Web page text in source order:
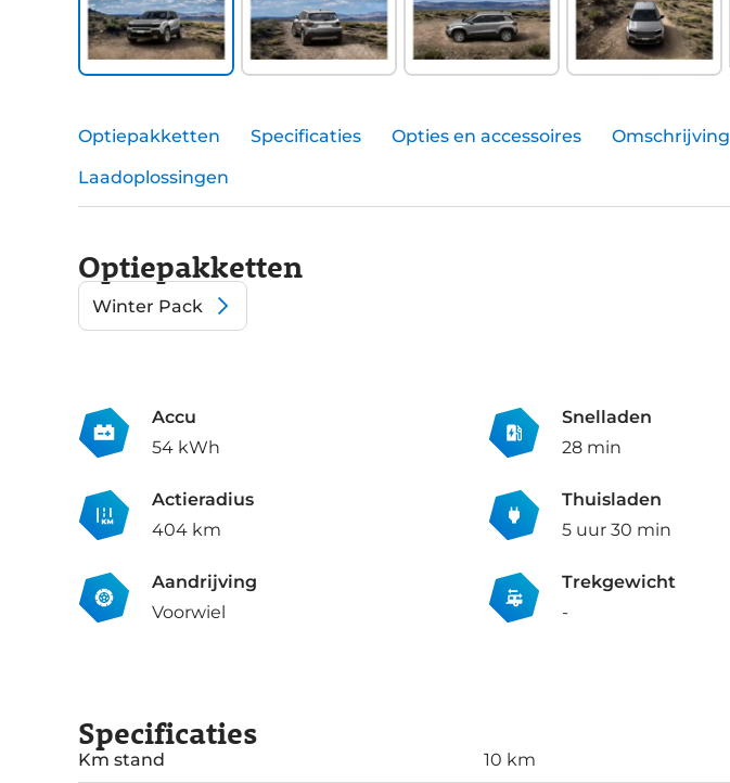
Optiepakketten Specificaties Opties en accessoires Omschrijving
Laadoplossingen
Optiepakketten
Winter Pack
Accu
54 kWh
Actieradius
404 km
Aandrijving
Voorwiel
Snelladen
28 min
Thuisladen
5 uur 30 min
Trekgewicht
-
Specificaties
Km stand 10 km